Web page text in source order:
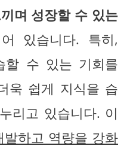
며 성장할 수 있는
있습니다. 특히,
할 수 있는 기회를
욱 쉽게 지식을 습
리고 있습니다. 이
발하고 역량을 강화